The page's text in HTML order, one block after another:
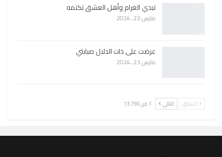
تبدي الغرام وأهل العشق تكتمه
مارس 23, 2024
عرضت على ذات الدلال صبابتي
مارس 23, 2024
السابق التالي 1 من 13٬790